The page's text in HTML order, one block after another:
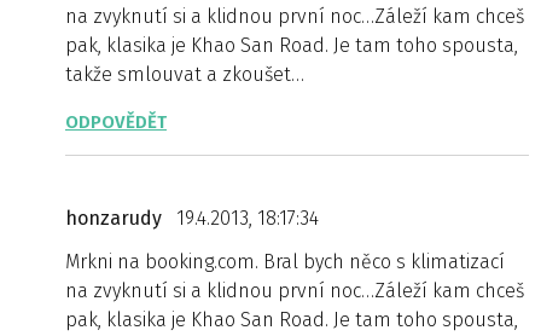
na zvyknutí si a klidnou první noc…Záleží kam chceš
pak, klasika je Khao San Road. Je tam toho spousta,
takže smlouvat a zkoušet…
ODPOVĚDĚT
honzarudy
19.4.2013, 18:17:34
Mrkni na booking.com. Bral bych něco s klimatizací
na zvyknutí si a klidnou první noc…Záleží kam chceš
pak, klasika je Khao San Road. Je tam toho spousta,